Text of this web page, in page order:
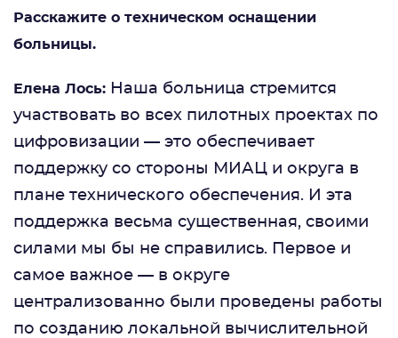
Расскажите о техническом оснащении
больницы.
Елена Лось: Наша больница стремится
участвовать во всех пилотных проектах по
цифровизации — это обеспечивает
поддержку со стороны МИАЦ и округа в
плане технического обеспечения. И эта
поддержка весьма существенная, своими
силами мы бы не справились. Первое и
самое важное — в округе
централизованно были проведены работы
по созданию локальной вычислительной